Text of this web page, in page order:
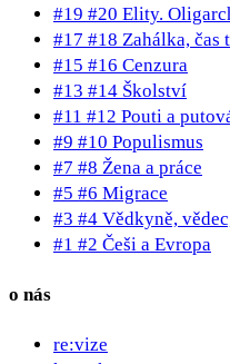
#19 #20 Elity.
#17 #18 Zahálka, čas
#15 #16 Cenzura
#13 #14 Školství
#11 #12 Pouti a
#9 #10 Populismus
#7 #8 Žena a práce
#5 #6 Migrace
#3 #4 Vědkyně,
#1 #2 Češi a Evropa
o nás
re:vize